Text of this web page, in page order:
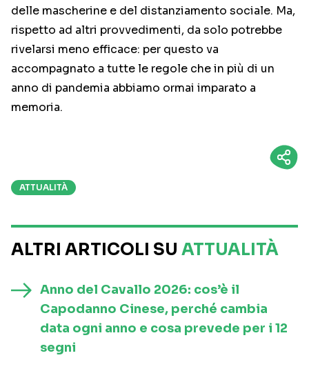
delle mascherine e del distanziamento sociale. Ma,
rispetto ad altri provvedimenti, da solo potrebbe
rivelarsi meno efficace: per questo va
accompagnato a tutte le regole che in più di un
anno di pandemia abbiamo ormai imparato a
memoria.
ATTUALITÀ
ALTRI ARTICOLI SU ATTUALITÀ
Anno del Cavallo 2026: cos’è il
Capodanno Cinese, perché cambia
data ogni anno e cosa prevede per i 12
segni